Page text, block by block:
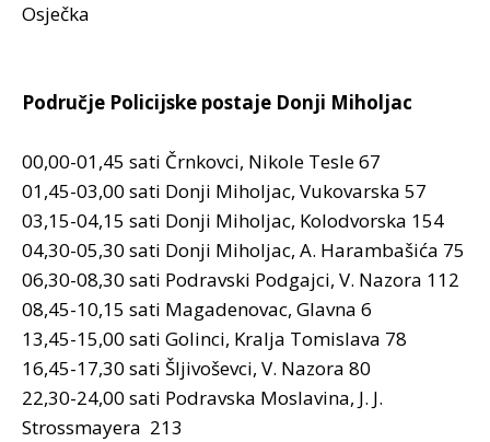
Osječka
Područje Policijske postaje Donji Miholjac
00,00-01,45 sati Črnkovci, Nikole Tesle 67
01,45-03,00 sati Donji Miholjac, Vukovarska 57
03,15-04,15 sati Donji Miholjac, Kolodvorska 154
04,30-05,30 sati Donji Miholjac, A. Harambašića 75
06,30-08,30 sati Podravski Podgajci, V. Nazora 112
08,45-10,15 sati Magadenovac, Glavna 6
13,45-15,00 sati Golinci, Kralja Tomislava 78
16,45-17,30 sati Šljivoševci, V. Nazora 80
22,30-24,00 sati Podravska Moslavina, J. J.
Strossmayera 213